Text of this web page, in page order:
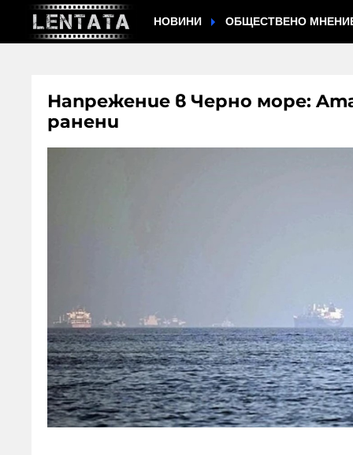
НОВИНИ ОБЩЕСТВЕНО
Напрежение в Черно море:
ранени